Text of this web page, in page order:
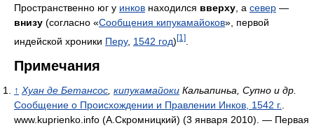
Пространственно юг у инков находился вверху , а север —
внизу (согласно «Сообщения кипукамайоков», первой
индейской хроники Перу, 1542 год)[1]
Примечания
↑ Хуан де Бетансос, кипукамайоки Кальапиньа, Супно и др.
Сообщение о Происхождении и Правлении Инков, 1542 г..
www.kuprienko.info (А.Скромницкий) (3 января 2010). — Первая